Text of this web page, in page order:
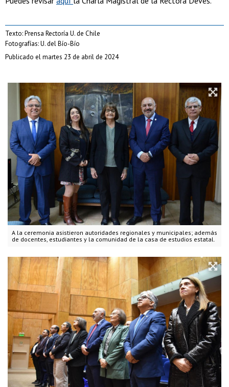
A la ceremonia asistieron autoridades regionales y municipales; además
de docentes, estudiantes y la comunidad de la casa de estudios estatal.
Texto: Prensa Rectoría U. de Chile
Fotografías: U. del Bío-Bío
Publicado el martes 23 de abril de 2024